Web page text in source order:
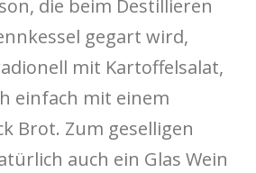
die beim Destillieren
gegart wird,
mit Kartoffelsalat,
einfach mit einem
Brot. Zum geselligen
auch ein Glas Wein